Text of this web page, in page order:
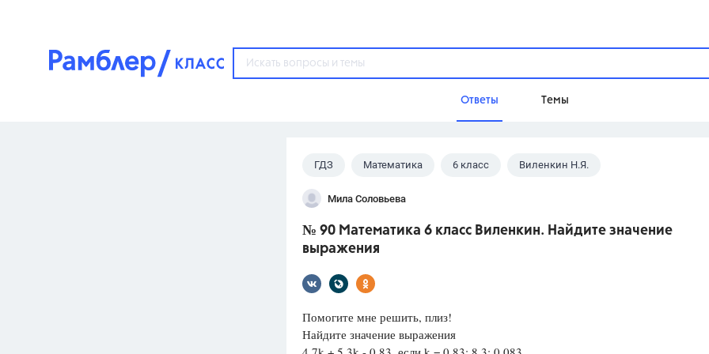
Ответы Темы
Популярные темы
ОГЭ
ФИПИ
ответов
Домашнее задание
ГДЗ Математика 6 класс Виленкин Н.Я.
Мила Соловьева
№ 90 Математика 6 класс Виленкин. Найдите значение
выражения
Помогите мне решить, плиз!
Найдите значение выражения